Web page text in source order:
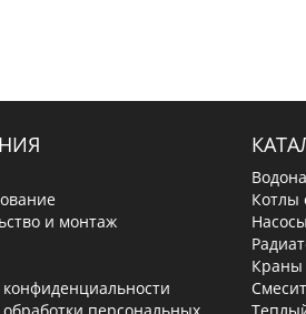
и монтаж
Котлы
Насосы
Краны